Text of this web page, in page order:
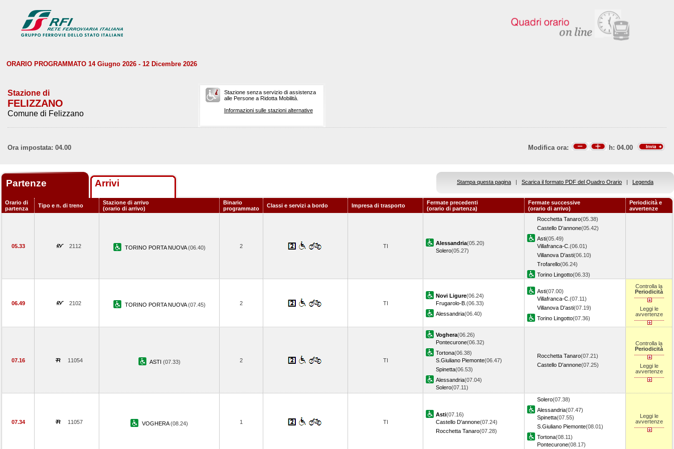
ORARIO PROGRAMMATO 14 Giugno 2026 - 12 Dicembre 2026
Stazione di
FELIZZANO
Comune di Felizzano
Stazione senza servizio di assistenza
alle Persone a Ridotta Mobilità.
Informazioni sulle stazioni alternative
Ora impostata: 04.00 Modifica ora: h: 04.00
Partenze Arrivi Stampa questa pagina | Scarica il formato PDF del Quadro Orario | Legenda
Orario di
partenza
Tipo e n. di treno
Stazione di arrivo
(orario di arrivo)
Binario
programmato
Classi e servizi a bordo Impresa di trasporto
Fermate precedenti
(orario di partenza)
Fermate successive
(orario di arrivo)
Periodicità e
avvertenze
05.33 2112 TORINO PORTA NUOVA(06.40) 2 TI Alessandria(05.20)
Solero(05.27)
Rocchetta Tanaro(05.38)
Castello D'annone(05.42)
Asti(05.49)
Villafranca-C. (06.01)
Villanova D'asti(06.10)
Trofarello(06.24)
Torino Lingotto(06.33)
06.49 2102 TORINO PORTA NUOVA(07.45) 2 TI
Novi Ligure(06.24)
Frugarolo-B. (06.33)
Alessandria(06.40)
Asti(07.00)
Villafranca-C. (07.11)
Villanova D'asti(07.19)
Torino Lingotto(07.36)
Controlla la
Periodicità
Leggi le
avvertenze
07.16 11054 ASTI (07.33) 2 TI
Voghera(06.26)
Pontecurone(06.32)
Tortona(06.38)
S.Giuliano Piemonte(06.47)
Spinetta(06.53)
Alessandria(07.04)
Solero(07.11)
Rocchetta Tanaro(07.21)
Castello D'annone(07.25)
Controlla la
Periodicità
Leggi le
avvertenze
07.34 11057 VOGHERA(08.24) 1 TI
Asti(07.16)
Castello D'annone(07.24)
Rocchetta Tanaro(07.28)
Solero(07.38)
Alessandria(07.47)
Spinetta(07.55)
S.Giuliano Piemonte(08.01)
Tortona(08.11)
Pontecurone(08.17)
Leggi le
avvertenze